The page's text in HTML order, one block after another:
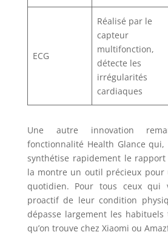
ECG
Réalisé par le
capteur
multifonction,
détecte les
irrégularités
cardiaques
Une autre innovation
fonctionnalité Health Glance qui,
synthétise rapidement le
la montre un outil précieux pour
quotidien. Pour tous ceux qui
proactif de leur condition
dépasse largement les habituels
qu’on trouve chez Xiaomi ou